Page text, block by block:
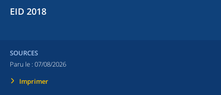
EID 2018
SOURCES
Paru le : 07/08/2026
Imprimer